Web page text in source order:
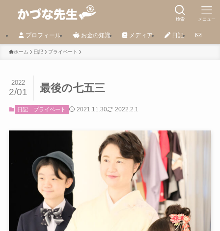
検索 メニュー
プロフィール お金の知識 メディア 日記
ホーム 日記 プライベート
最後の七五三
2022
2/01
日記 プライベート 2021.11.30 2022.2.1